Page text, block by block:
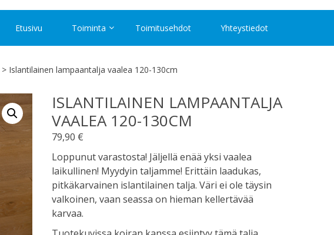
Etusivu Toiminta Toimitusehdot Yhteystiedot
> Islantilainen lampaantalja vaalea 120-130cm
ISLANTILAINEN LAMPAANTALJA
VAALEA 120-130CM
79,90 €
Loppunut varastosta! Jäljellä enää yksi vaalea
laikullinen! Myydyin taljamme! Erittäin laadukas,
pitkäkarvainen islantilainen talja. Väri ei ole täysin
valkoinen, vaan seassa on hieman kellertävää
karvaa.